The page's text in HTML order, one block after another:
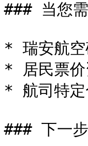
### 当您
* 瑞安航空
* 居民票价
* 航司特定
### 下一步